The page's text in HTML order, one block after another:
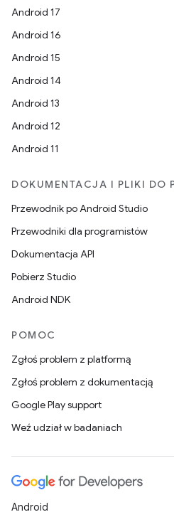
Android 17
Android 16
Android 15
Android 14
Android 13
Android 12
Android 11
DOKUMENTACJA I PLIKI DO
Przewodnik po Android Studio
Przewodniki dla programistów
Dokumentacja API
Pobierz Studio
Android NDK
POMOC
Zgłoś problem z platformą
Zgłoś problem z dokumentacją
Google Play support
Weź udział w badaniach
Android